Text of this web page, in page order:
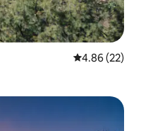
レビュー22
4.86 (22)